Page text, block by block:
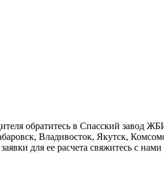
обратитесь в Cпасский завод
Владивосток, Якутск,
для ее расчета свяжитесь с